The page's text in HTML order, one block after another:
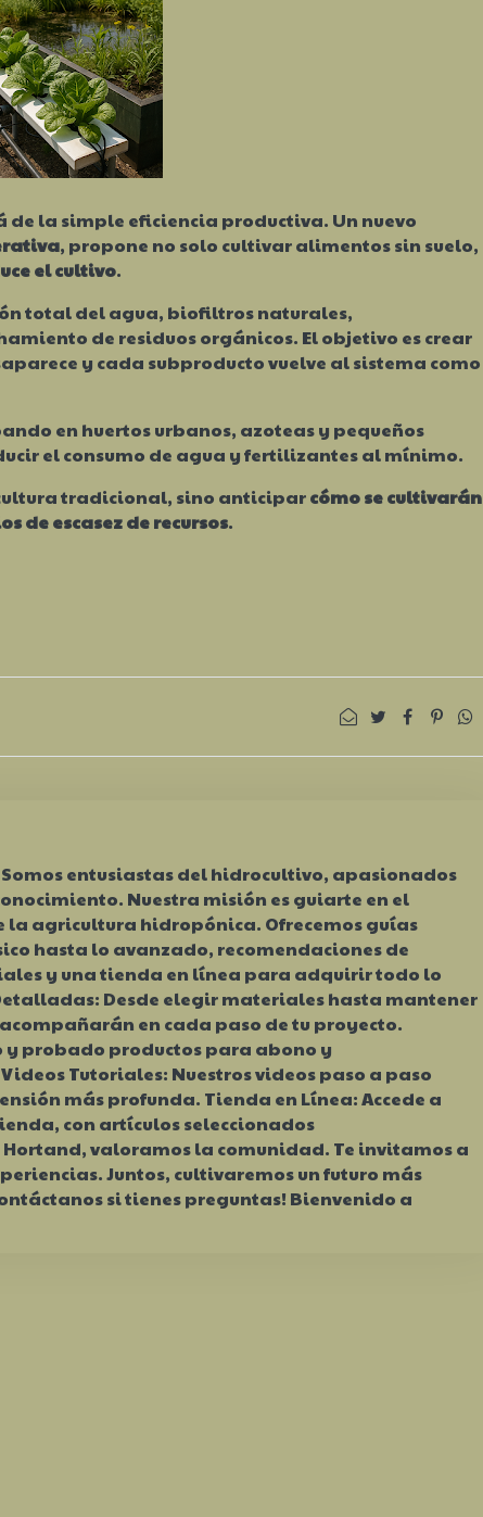
la simple eficiencia productiva. Un nuevo
, propone no solo cultivar alimentos sin suelo,
el cultivo.
total del agua, biofiltros naturales,
de residuos orgánicos. El objetivo es crear
y cada subproducto vuelve al sistema como
en huertos urbanos, azoteas y pequeños
el consumo de agua y fertilizantes al mínimo.
tradicional, sino anticiparcómo se cultivarán
de escasez de recursos.
entusiastas del hidrocultivo, apasionados
Nuestra misión es guiarte en el
la agricultura hidropónica. Ofrecemos guías
hasta lo avanzado, recomendaciones de
y una tienda en línea para adquirir todo lo
Desde elegir materiales hasta mantener
en cada paso de tu proyecto.
y probado productos para abono y
Tutoriales: Nuestros videos paso a paso
más profunda. Tienda en Línea: Accede a
con artículos seleccionados
valoramos la comunidad. Te invitamos a
Juntos, cultivaremos un futuro más
si tienes preguntas! Bienvenido a